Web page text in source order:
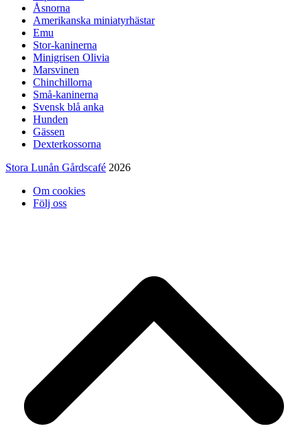
Åsnorna
Amerikanska miniatyrhästar
Emu
Stor-kaninerna
Minigrisen Olivia
Marsvinen
Chinchillorna
Små-kaninerna
Svensk blå anka
Hunden
Gässen
Dexterkossorna
Stora Lunån Gårdscafé 2026
Om cookies
Följ oss